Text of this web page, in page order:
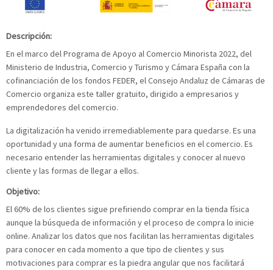
Descripción:
En el marco del Programa de Apoyo al Comercio Minorista 2022, del
Ministerio de Industria, Comercio y Turismo y Cámara España con la
cofinanciación de los fondos FEDER, el Consejo Andaluz de Cámaras de
Comercio organiza este taller gratuito, dirigido a empresarios y
emprendedores del comercio.​
La digitalización ha venido irremediablemente para quedarse. Es una
oportunidad y una forma de aumentar beneficios en el comercio. Es
necesario entender las herramientas digitales y conocer al nuevo
cliente y las formas de llegar a ellos.
Objetivo:
El 60% de los clientes sigue prefiriendo comprar en la tienda física
aunque la búsqueda de información y el proceso de compra lo inicie
online. Analizar los datos que nos facilitan las herramientas digitales
para conocer en cada momento a que tipo de clientes y sus
motivaciones para comprar es la piedra angular que nos facilitará